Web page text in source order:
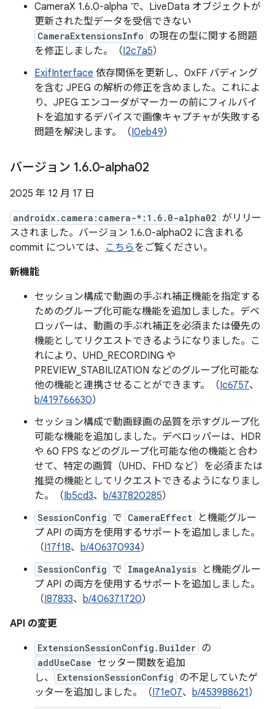
CameraX 1.6.0-alpha で、LiveData オブジェクトが
更新された型データを受信できない
CameraExtensionsInfo の現在の型に関する問題
を修正しました。（I2c7a5）
ExifInterface 依存関係を更新し、0xFF パディング
を含む JPEG の解析の修正を含めました。これによ
り、JPEG エンコーダがマーカーの前にフィルバイ
トを追加するデバイスで画像キャプチャが失敗する
問題を解決します。（I0eb49）
バージョン 1.6.0-alpha02
2025 年 12 月 17 日
androidx.camera:camera-*:1.6.0-alpha02 がリリー
スされました。バージョン 1.6.0-alpha02 に含まれる
commit については、 こちらをご覧ください。
新機能
セッション構成で動画の手ぶれ補正機能を指定する
ためのグループ化可能な機能を追加しました。デベ
ロッパーは、動画の手ぶれ補正を必須または優先の
機能としてリクエストできるようになりました。こ
れにより、UHD_RECORDING や
PREVIEW_STABILIZATION などのグループ化可能な
他の機能と連携させることができます。（Ic6757、
b/419766630）
セッション構成で動画録画の品質を示すグループ化
可能な機能を追加しました。デベロッパーは、HDR
や 60 FPS などのグループ化可能な他の機能と合わ
せて、特定の画質（UHD、FHD など）を必須または
推奨の機能としてリクエストできるようになりまし
た。（Ib5cd3、 b/437820285）
SessionConfig で CameraEffect
と機能グルー
プ API の両方を使用するサポートを追加しました。
（I17f18、 b/406370934）
SessionConfig で ImageAnalysis
と機能グルー
プ API の両方を使用するサポートを追加しました。
（I87833、 b/406371720）
API の変更
ExtensionSessionConfig.Builder の
addUseCase セッター関数を追加
し、
ExtensionSessionConfig の不足していたゲ
ッターを追加しました。（I71e07、 b/453988621）